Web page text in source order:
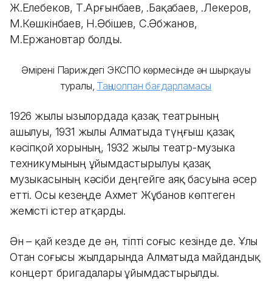
Ж.Елебеков, Т.Арғынбаев, Қ.Бақабаев, Қ.Лекеров,
М.Көшкінбаев, Н.Әбішев, С.Әбжанов,
М.Ержановтар болды.
Әміренің Париждегі ЭКСПО көрмесінде ән шырқауы
туралы, Таңшолпан бағдарламасы
1926 жылы Қызылордада қазақ театрының
ашылуы, 1931 жылы Алматыда түңғыш қазақ
кәсіпқой хорының, 1932 жылы театр-музыка
техникумының ұйымдастырылуы қазақ
музыкасының кәсіби деңгейге аяқ басуына әсер
етті. Осы кезеңде Ахмет Жұбанов көптеген
жемісті істер атқарды.
Ән – қай кезде де ән, тіпті соғыс кезінде де. Ұлы
Отан соғысы жылдарында Алматыда майдандық
концерт бригадалары ұйымдастырылды.